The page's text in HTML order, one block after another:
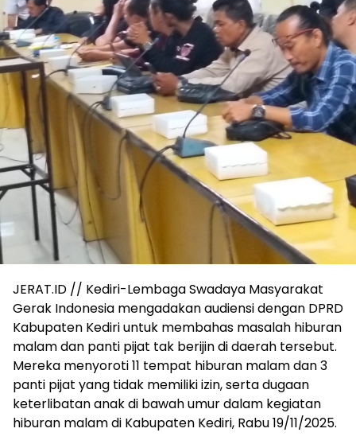
JERAT.ID // Kediri-Lembaga Swadaya Masyarakat
Gerak Indonesia mengadakan audiensi dengan DPRD
Kabupaten Kediri untuk membahas masalah hiburan
malam dan panti pijat tak berijin di daerah tersebut.
Mereka menyoroti 11 tempat hiburan malam dan 3
panti pijat yang tidak memiliki izin, serta dugaan
keterlibatan anak di bawah umur dalam kegiatan
hiburan malam di Kabupaten Kediri, Rabu 19/11/2025.